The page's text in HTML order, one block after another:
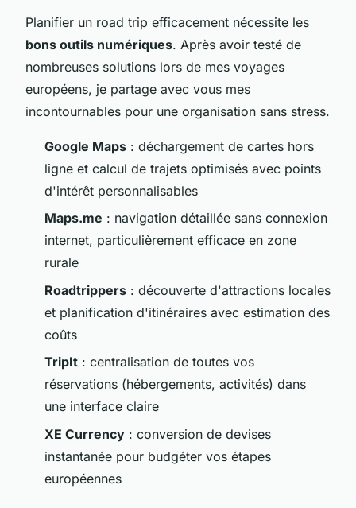
Planifier un road trip efficacement nécessite les
bons outils numériques. Après avoir testé de
nombreuses solutions lors de mes voyages
européens, je partage avec vous mes
incontournables pour une organisation sans stress.
Google Maps : déchargement de cartes hors
ligne et calcul de trajets optimisés avec points
d'intérêt personnalisables
Maps.me : navigation détaillée sans connexion
internet, particulièrement efficace en zone
rurale
Roadtrippers : découverte d'attractions locales
et planification d'itinéraires avec estimation des
coûts
TripIt : centralisation de toutes vos
réservations (hébergements, activités) dans
une interface claire
XE Currency : conversion de devises
instantanée pour budgéter vos étapes
européennes